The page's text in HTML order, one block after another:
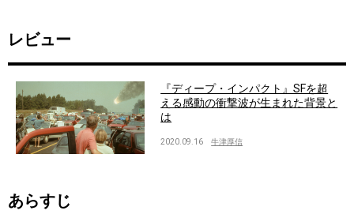
レビュー
『ディープ・インパクト』SFを超
える感動の衝撃波が生まれた背景と
は
2020.09.16 牛津厚信
あらすじ